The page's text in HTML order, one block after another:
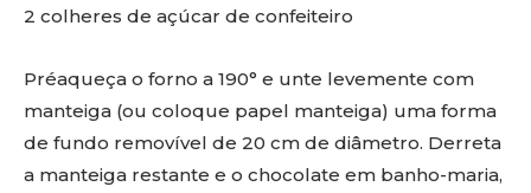
2 colheres de açúcar de confeiteiro
Préaqueça o forno a 190° e unte levemente com
manteiga (ou coloque papel manteiga) uma forma
de fundo removível de 20 cm de diâmetro. Derreta
a manteiga restante e o chocolate em banho-maria,